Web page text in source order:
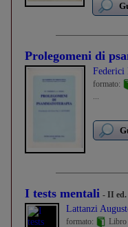
Prolegomeni di
Federici
formato:
...
I tests mentali - II ed.
Lattanzi
formato:
Libro